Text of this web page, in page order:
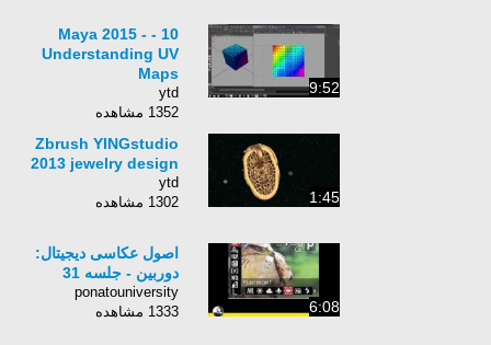
9:52
10 - Maya 2015 -
Understanding UV
Maps
ytd
1352 مشاهده
1:45
Zbrush YINGstudio
2013 jewelry design
ytd
1302 مشاهده
6:08
اصول عکاسی دیجیتال:
دوربین - جلسه 31
ponatouniversity
1333 مشاهده